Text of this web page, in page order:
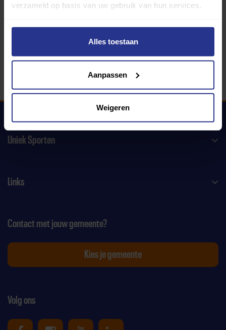
verzameld op basis van uw gebruik van hun services.
Alles toestaan
Aanpassen
Weigeren
340 gemeenten
Uniek Sporten
Links
Volg ons
Contact met jouw gemeente?
Kies je gemeente